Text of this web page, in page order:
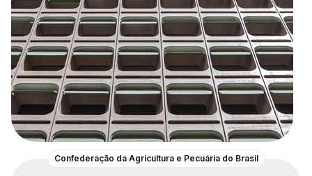
Confederação da Agricultura e Pecuária do Brasil